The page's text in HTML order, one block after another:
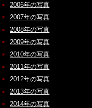
2006年の写真
2007年の写真
2008年の写真
2009年の写真
2010年の写真
2011年の写真
2012年の写真
2013年の写真
2014年の写真